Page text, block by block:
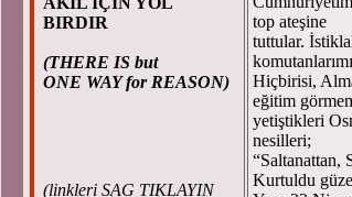
BIRDIR
(THERE IS but
ONE WAY for REASON)
(linkleri SAG TIKLAYIN
top ateşine
tuttular.
Hiçbirisi,
eğitim
yetiştikleri
nesilleri;
“Saltanattan,
Kurtuldu